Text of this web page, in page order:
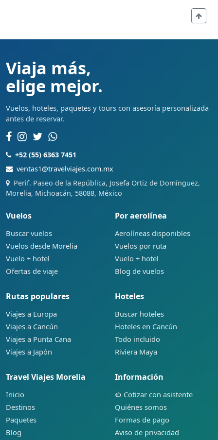
Viaja más,
elige mejor.
Vuelos, hoteles, paquetes y tours con asesoría personalizada
antes de reservar.
+52 (55) 6363 7451
ventas1@travelviajes.com.mx
Perif. Paseo de la República, Josefa Ortiz de Domínguez,
Morelia, Michoacán, 58088, México
Vuelos
Buscar vuelos
Vuelos desde Morelia
Vuelo + hotel
Ofertas de viaje
Por aerolínea
Aerolíneas disponibles
Vuelos por ruta
Vuelo + hotel
Blog de vuelos
Rutas populares
Viajes a Europa
Viajes a Cancún
Viajes a Punta Cana
Viajes a Japón
Hoteles
Buscar hoteles
Hoteles en Cancún
Todo incluido
Riviera Maya
Travel Viajes Morelia
Inicio
Destinos
Paquetes
Blog
Información
Cotizar con asistente
Quiénes somos
Formas de pago
Aviso de privacidad